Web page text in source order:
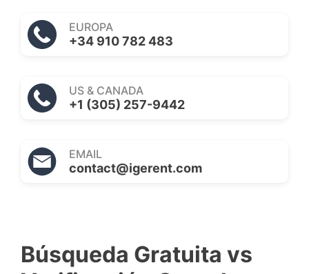
EUROPA
+34 910 782 483
US & CANADA
+1 (305) 257-9442
EMAIL
contact@igerent.com
Búsqueda Gratuita vs